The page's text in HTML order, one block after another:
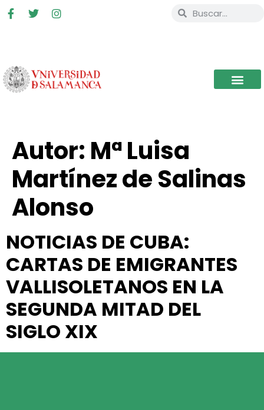
Autor: Mª Luisa
Martínez de Salinas
Alonso
NOTICIAS DE CUBA:
CARTAS DE EMIGRANTES
VALLISOLETANOS EN LA
SEGUNDA MITAD DEL
SIGLO XIX